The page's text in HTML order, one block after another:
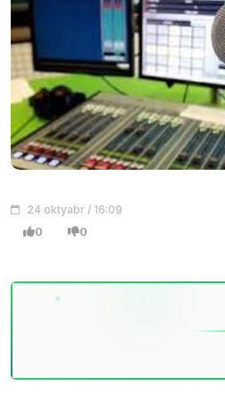
24 oktyabr / 16:09
0 0